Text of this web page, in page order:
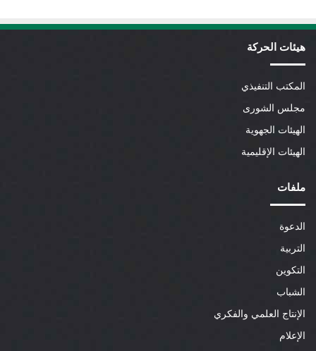
هيئات الحركة
المكتب التنفيذي
مجلس الشورى
الهيئات الجهوية
الهيئات الإقليمية
ملفات
الدعوة
التربية
التكوين
الشباب
الإنتاج العلمي والفكري
الإعلام